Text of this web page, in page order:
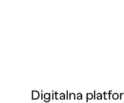
Digitalna